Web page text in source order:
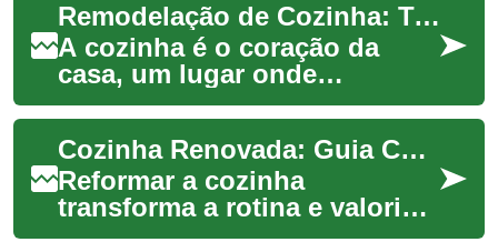
Remodelação de Cozinha: Transforme Seu Espaço com Design Modular
A cozinha é o coração da
casa, um lugar onde
memórias são criadas e
refeições deliciosas são
preparadas. Uma remodela...
Cozinha Renovada: Guia Completo para Reformas
Reformar a cozinha
transforma a rotina e valoriza
o imóvel. Este guia prático